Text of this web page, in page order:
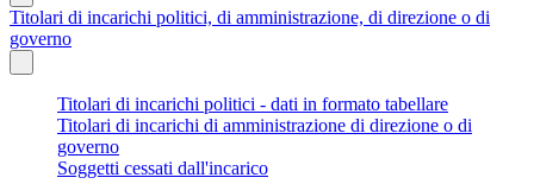
Titolari di incarichi politici, di amministrazione, di direzione o di
governo
Titolari di incarichi politici - dati in formato tabellare
Titolari di incarichi di amministrazione di direzione o di
governo
Soggetti cessati dall'incarico